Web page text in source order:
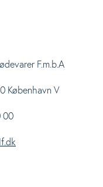
F.m.b.A
København V
00